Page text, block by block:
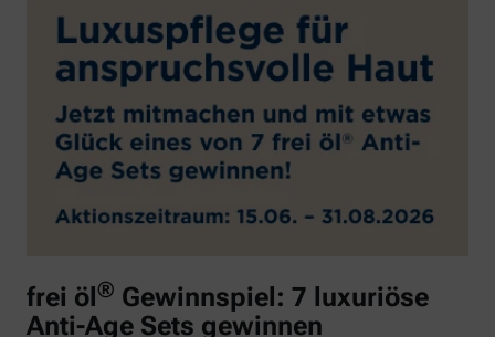
frei öl ® Gewinnspiel: 7 luxuriöse
Anti-Age Sets gewinnen